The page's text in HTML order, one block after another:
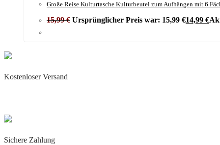
Große Reise Kulturtasche Kulturbeutel zum Aufhängen mit 6
15,99€ Ursprünglicher Preis war: 15,99 €14,99 €
Kostenloser Versand
Sichere Zahlung